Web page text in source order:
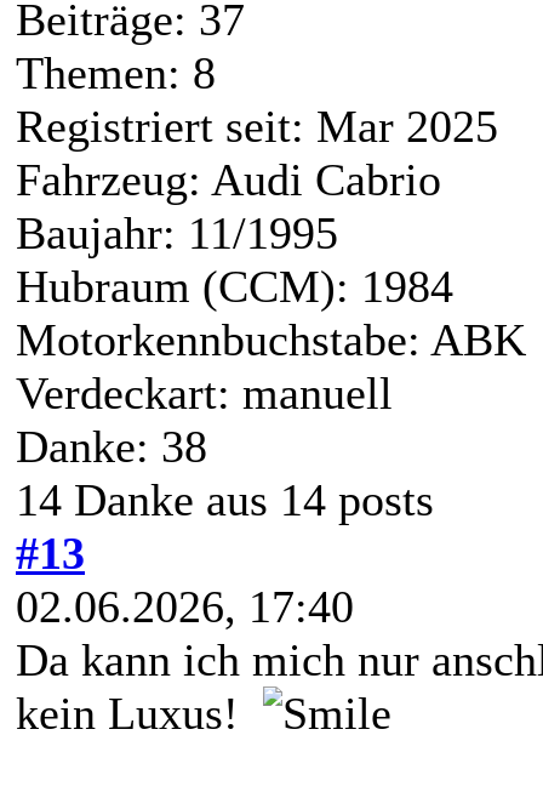
Beiträge: 37
Themen: 8
Registriert seit: Mar 2025
Fahrzeug: Audi Cabrio
Baujahr: 11/1995
Hubraum (CCM): 1984
Motorkennbuchstabe: ABK
Verdeckart: manuell
Danke: 38
14 Danke aus 14 posts
#13
02.06.2026, 17:40
Da kann ich mich nur
kein Luxus!